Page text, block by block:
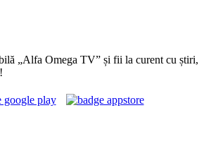
„Alfa Omega TV” și fii la curent cu știri,